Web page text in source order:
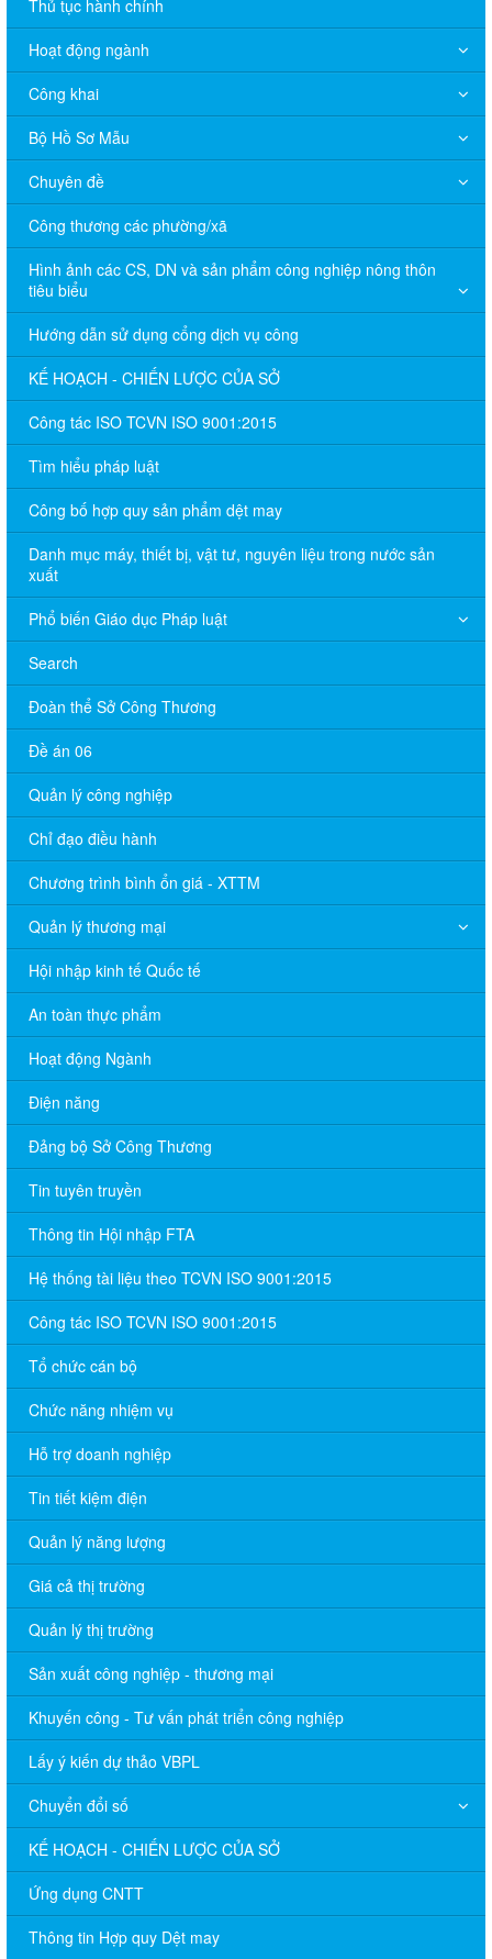
Thủ tục hành chính
Hoạt động ngành
Công khai
Bộ Hồ Sơ Mẫu
Chuyên đề
Công thương các phường/xã
Hình ảnh các CS, DN và sản phẩm công nghiệp nông thôn
tiêu biểu
Hướng dẫn sử dụng cổng dịch vụ công
KẾ HOẠCH - CHIẾN LƯỢC CỦA SỞ
Công tác ISO TCVN ISO 9001:2015
Tìm hiểu pháp luật
Công bố hợp quy sản phẩm dệt may
Danh mục máy, thiết bị, vật tư, nguyên liệu trong nước sản
xuất
Phổ biến Giáo dục Pháp luật
Search
Đoàn thể Sở Công Thương
Đề án 06
Quản lý công nghiệp
Chỉ đạo điều hành
Chương trình bình ổn giá - XTTM
Quản lý thương mại
Hội nhập kinh tế Quốc tế
An toàn thực phẩm
Hoạt động Ngành
Điện năng
Đảng bộ Sở Công Thương
Tin tuyên truyền
Thông tin Hội nhập FTA
Hệ thống tài liệu theo TCVN ISO 9001:2015
Công tác ISO TCVN ISO 9001:2015
Tổ chức cán bộ
Chức năng nhiệm vụ
Hỗ trợ doanh nghiệp
Tin tiết kiệm điện
Quản lý năng lượng
Giá cả thị trường
Quản lý thị trường
Sản xuất công nghiệp - thương mại
Khuyến công - Tư vấn phát triển công nghiệp
Lấy ý kiến dự thảo VBPL
Chuyển đổi số
KẾ HOẠCH - CHIẾN LƯỢC CỦA SỞ
Ứng dụng CNTT
Thông tin Hợp quy Dệt may